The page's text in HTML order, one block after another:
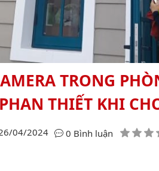
TRONG
THIẾT KHI
04/2024 0 Bình luận Điểm